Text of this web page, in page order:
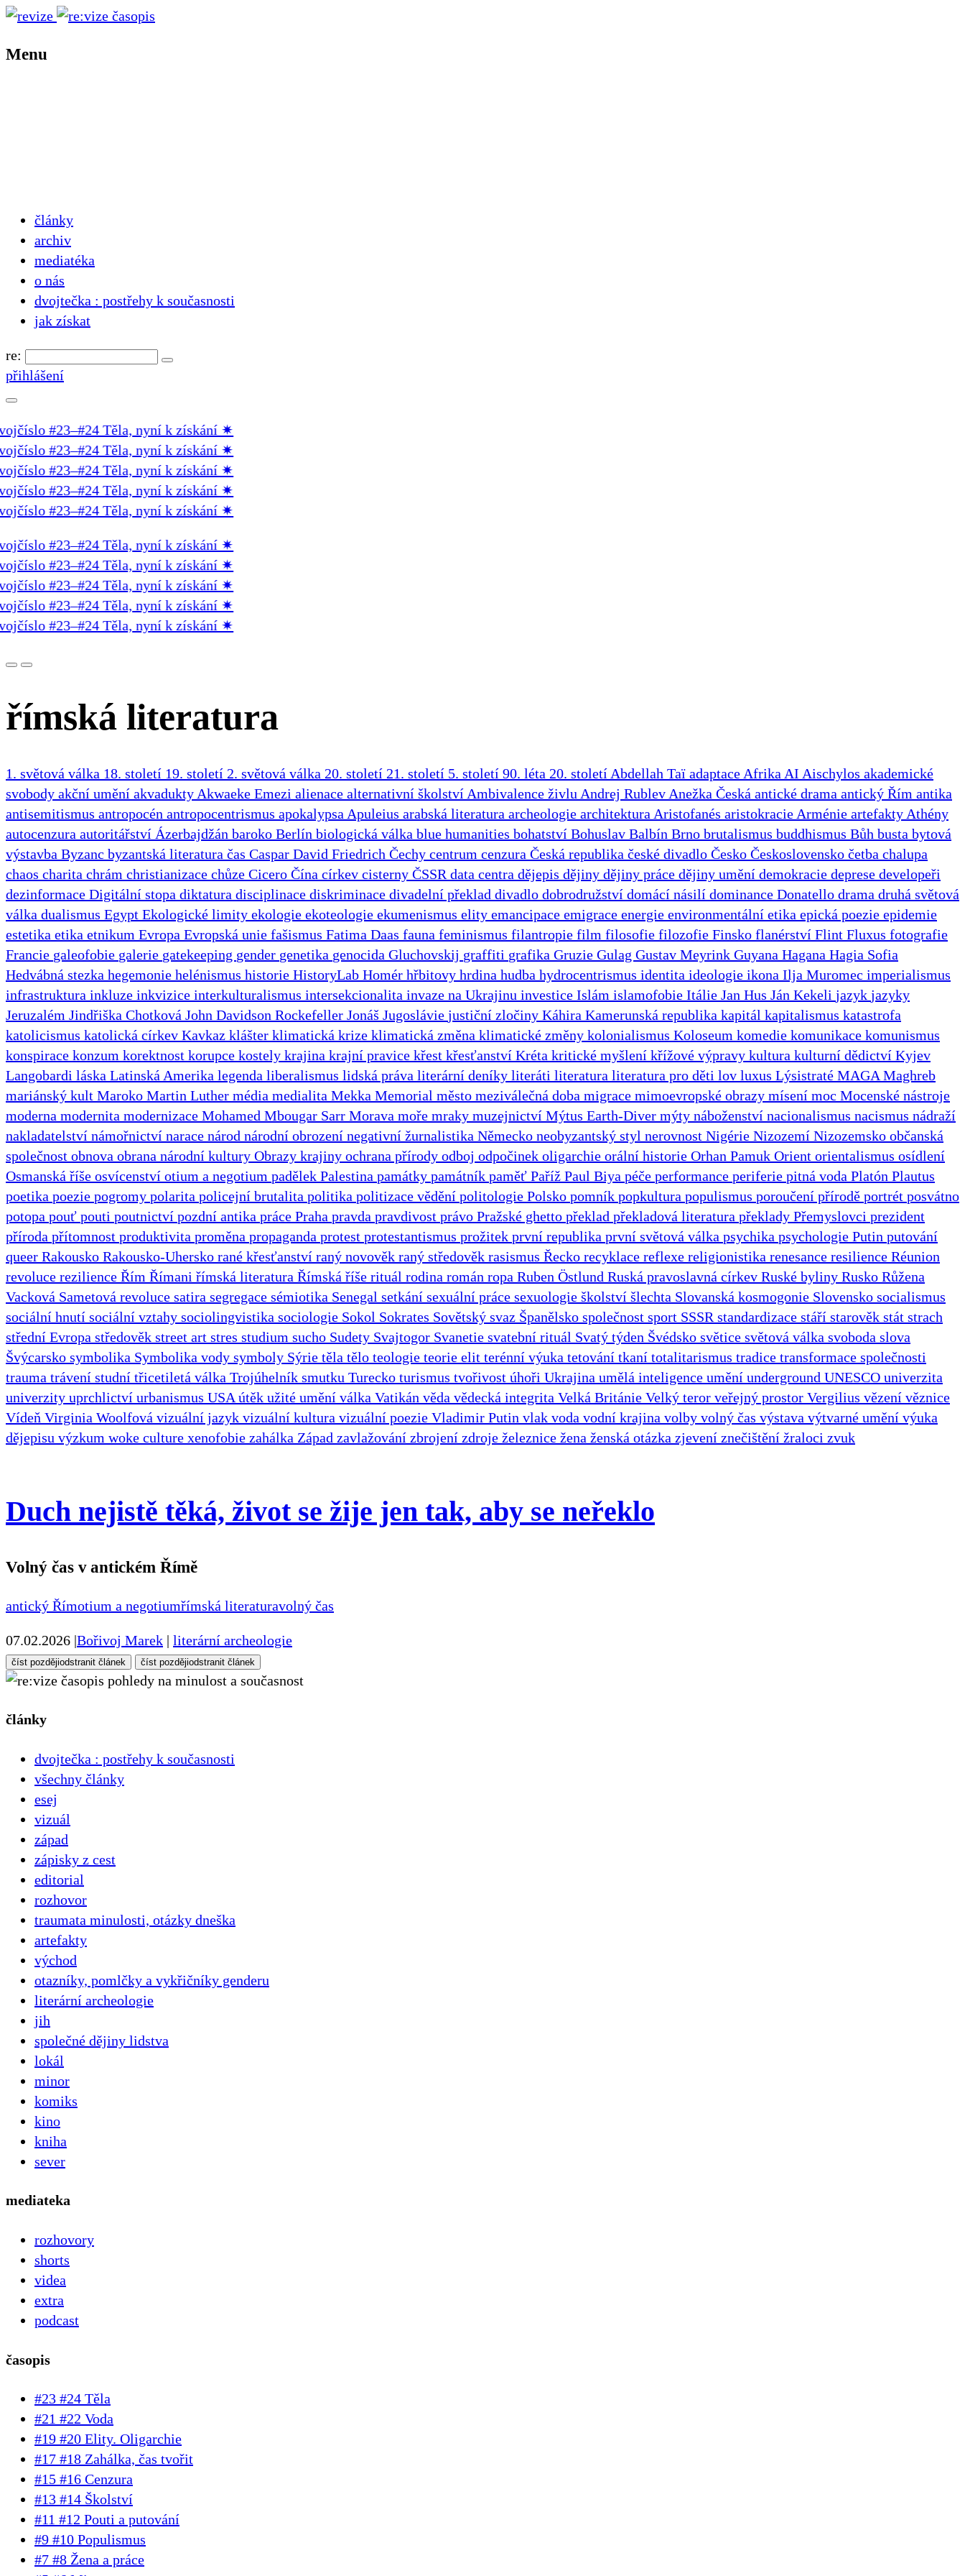
Menu
články
archiv
mediatéka
o nás
dvojtečka : postřehy k současnosti
jak získat
re:
přihlášení
#23–#24 Těla, nyní k získání✷
#23–#24 Těla, nyní k získání✷
#23–#24 Těla, nyní k získání✷
#23–#24 Těla, nyní k získání✷
#23–#24 Těla, nyní k získání✷
#23–#24 Těla, nyní k získání✷
#23–#24 Těla, nyní k získání✷
#23–#24 Těla, nyní k získání✷
#23–#24 Těla, nyní k získání✷
#23–#24 Těla, nyní k získání✷
římská literatura
1. světová válka 18. století 19. století 2. světová válka 20. století 21. století 5. století 90. léta 20. století Abdellah Taï adaptace Afrika AI Aischylos akademické
svobody akční umění akvadukty Akwaeke Emezi alienace alternativní školství Ambivalence živlu Andrej Rublev Anežka Česká antické drama antický Řím antika
antisemitismus antropocén antropocentrismus apokalypsa Apuleius arabská literatura archeologie architektura Aristofanés aristokracie Arménie artefakty Athény
autocenzura autoritářství Ázerbajdžán baroko Berlín biologická válka blue humanities bohatství Bohuslav Balbín Brno brutalismus buddhismus Bůh busta bytová
výstavba Byzanc byzantská literatura čas Caspar David Friedrich Čechy centrum cenzura Česká republika české divadlo Česko Československo četba chalupa
chaos charita chrám christianizace chůze Cicero Čína církev cisterny ČSSR data centra dějepis dějiny dějiny práce dějiny umění demokracie deprese developeři
dezinformace Digitální stopa diktatura disciplinace diskriminace divadelní překlad divadlo dobrodružství domácí násilí dominance Donatello drama druhá světová
válka dualismus Egypt Ekologické limity ekologie ekoteologie ekumenismus elity emancipace emigrace energie environmentální etika epická poezie epidemie
estetika etika etnikum Evropa Evropská unie fašismus Fatima Daas fauna feminismus filantropie film filosofie filozofie Finsko flanérství Flint Fluxus fotografie
Francie galeofobie galerie gatekeeping gender genetika genocida Gluchovskij graffiti grafika Gruzie Gulag Gustav Meyrink Guyana Hagana Hagia Sofia
Hedvábná stezka hegemonie helénismus historie HistoryLab Homér hřbitovy hrdina hudba hydrocentrismus identita ideologie ikona Ilja Muromec imperialismus
infrastruktura inkluze inkvizice interkulturalismus intersekcionalita invaze na Ukrajinu investice Islám islamofobie Itálie Jan Hus Ján Kekeli jazyk jazyky
Jeruzalém Jindřiška Chotková John Davidson Rockefeller Jonáš Jugoslávie justiční zločiny Káhira Kamerunská republika kapitál kapitalismus katastrofa
katolicismus katolická církev Kavkaz klášter klimatická krize klimatická změna klimatické změny kolonialismus Koloseum komedie komunikace komunismus
konspirace konzum korektnost korupce kostely krajina krajní pravice křest křesťanství Kréta kritické myšlení křížové výpravy kultura kulturní dědictví Kyjev
Langobardi láska Latinská Amerika legenda liberalismus lidská práva literární deníky literáti literatura literatura pro děti lov luxus Lýsistraté MAGA Maghreb
mariánský kult Maroko Martin Luther média medialita Mekka Memorial město meziválečná doba migrace mimoevropské obrazy mísení moc Mocenské nástroje
moderna modernita modernizace Mohamed Mbougar Sarr Morava moře mraky muzejnictví Mýtus Earth-Diver mýty náboženství nacionalismus nacismus nádraží
nakladatelství námořnictví narace národ národní obrození negativní žurnalistika Německo neobyzantský styl nerovnost Nigérie Nizozemí Nizozemsko občanská
společnost obnova obrana národní kultury Obrazy krajiny ochrana přírody odboj odpočinek oligarchie orální historie Orhan Pamuk Orient orientalismus osídlení
Osmanská říše osvícenství otium a negotium padělek Palestina památky památník paměť Paříž Paul Biya péče performance periferie pitná voda Platón Plautus
poetika poezie pogromy polarita policejní brutalita politika politizace vědění politologie Polsko pomník popkultura populismus poroučení přírodě portrét posvátno
potopa pouť pouti poutnictví pozdní antika práce Praha pravda pravdivost právo Pražské ghetto překlad překladová literatura překlady Přemyslovci prezident
příroda přítomnost produktivita proměna propaganda protest protestantismus prožitek první republika první světová válka psychika psychologie Putin putování
queer Rakousko Rakousko-Uhersko rané křesťanství raný novověk raný středověk rasismus Řecko recyklace reflexe religionistika renesance resilience Réunion
revoluce rezilience Řím Římani římská literatura Římská říše rituál rodina román ropa Ruben Östlund Ruská pravoslavná církev Ruské byliny Rusko Růžena
Vacková Sametová revoluce satira segregace sémiotika Senegal setkání sexuální práce sexuologie školství šlechta Slovanská kosmogonie Slovensko socialismus
sociální hnutí sociální vztahy sociolingvistika sociologie Sokol Sokrates Sovětský svaz Španělsko společnost sport SSSR standardizace stáří starověk stát strach
střední Evropa středověk street art stres studium sucho Sudety Svajtogor Svanetie svatební rituál Svatý týden Švédsko světice světová válka svoboda slova
Švýcarsko symbolika Symbolika vody symboly Sýrie těla tělo teologie teorie elit terénní výuka tetování tkaní totalitarismus tradice transformace společnosti
trauma trávení studní třicetiletá válka Trojúhelník smutku Turecko turismus tvořivost úhoři Ukrajina umělá inteligence umění underground UNESCO univerzita
univerzity uprchlictví urbanismus USA útěk užité umění válka Vatikán věda vědecká integrita Velká Británie Velký teror veřejný prostor Vergilius vězení věznice
Vídeň Virginia Woolfová vizuální jazyk vizuální kultura vizuální poezie Vladimir Putin vlak voda vodní krajina volby volný čas výstava výtvarné umění výuka
dějepisu výzkum woke culture xenofobie zahálka Západ zavlažování zbrojení zdroje železnice žena ženská otázka zjevení znečištění žraloci zvuk
Duch nejistě těká, život se žije jen tak, aby se neřeklo
Volný čas v antickém Římě
antický Římotium a negotiumřímská literaturavolný čas
07.02.2026 |Bořivoj Marek | literární archeologie
číst pozdějiodstranit článek číst pozdějiodstranit článek
pohledy na minulost a současnost
články
dvojtečka : postřehy k současnosti
všechny články
esej
vizuál
západ
zápisky z cest
editorial
rozhovor
traumata minulosti, otázky dneška
artefakty
východ
otazníky, pomlčky a vykřičníky genderu
literární archeologie
jih
společné dějiny lidstva
lokál
minor
komiks
kino
kniha
sever
mediateka
rozhovory
shorts
videa
extra
podcast
časopis
#23 #24 Těla
#21 #22 Voda
#19 #20 Elity. Oligarchie
#17 #18 Zahálka, čas tvořit
#15 #16 Cenzura
#13 #14 Školství
#11 #12 Pouti a putování
#9 #10 Populismus
#7 #8 Žena a práce